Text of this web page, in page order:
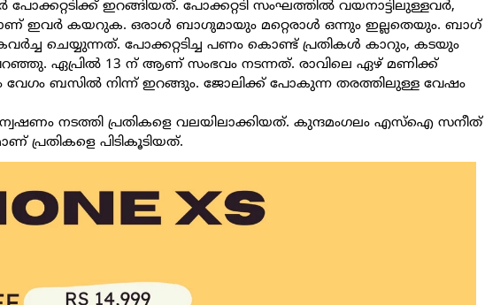
ഇറങ്ങിയത്. പോക്കറ്റടി സംഘത്തിൽ വയനാട്ടിലുള്ളവർ,
ഇവർ കയറുക. ഒരാൾ ബാഗുമായും മറ്റെരാൾ ഒന്നും ഇല്ലതെയും. ബാഗ്
ചെയ്യുന്നത്. പോക്കറ്റടിച്ച പണം കൊണ്ട് പ്രതികൾ കാറും, കടയും
ഏപ്രിൽ 13 ന് ആണ് സംഭവം നടന്നത്. രാവിലെ ഏഴ് മണിക്ക്
ബസിൽ നിന്ന് ഇറങ്ങും. ജോലിക്ക് പോകുന്ന തരത്തിലുള്ള വേഷം
നടത്തി പ്രതികളെ വലയിലാക്കിയത്. കുന്ദമംഗലം എസ്ഐ സനീത്
പിടികൂടിയത്.